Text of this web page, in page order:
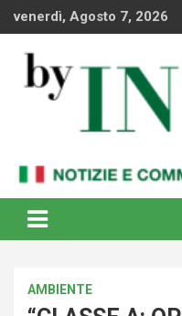
venerdì, Agosto 7, 2026
By Internews
internazionale
AMBIENTE